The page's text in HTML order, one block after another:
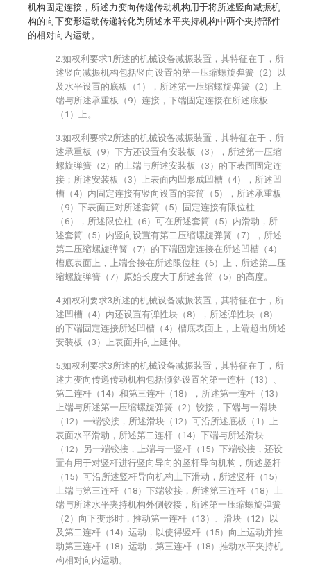
机构固定连接，所述力变向传递传动机构用于将所述竖向减振机
构的向下变形运动传递转化为所述水平夹持机构中两个夹持部件
的相对向内运动。
2.如权利要求1所述的机械设备减振装置，其特征在于，所
述竖向减振机构包括竖向设置的第一压缩螺旋弹簧（2）以
及水平设置的底板（1），所述第一压缩螺旋弹簧（2）上
端与所述承重板（9）连接，下端固定连接在所述底板
（1）上。
3.如权利要求2所述的机械设备减振装置，其特征在于，所
述承重板（9）下方还设置有安装板（3），所述第一压缩
螺旋弹簧（2）的上端与所述安装板（3）的下表面固定连
接；所述安装板（3）上表面内凹形成凹槽（4），所述凹
槽（4）内固定连接有竖向设置的套筒（5），所述承重板
（9）下表面正对所述套筒（5）固定连接有限位柱
（6），所述限位柱（6）可在所述套筒（5）内滑动，所
述套筒（5）内竖向设置有第二压缩螺旋弹簧（7），所述
第二压缩螺旋弹簧（7）的下端固定连接在所述凹槽（4）
槽底表面上，上端套接在所述限位柱（6）上，所述第二压
缩螺旋弹簧（7）原始长度大于所述套筒（5）的高度。
4.如权利要求3所述的机械设备减振装置，其特征在于，所
述凹槽（4）内还设置有弹性块（8），所述弹性块（8）
的下端固定连接所述凹槽（4）槽底表面上，上端超出所述
安装板（3）上表面并向上延伸。
5.如权利要求3所述的机械设备减振装置，其特征在于，所
述力变向传递传动机构包括倾斜设置的第一连杆（13）、
第二连杆（14）和第三连杆（18），所述第一连杆（13）
上端与所述第一压缩螺旋弹簧（2）铰接，下端与一滑块
（12）一端铰接，所述滑块（12）可沿所述底板（1）上
表面水平滑动，所述第二连杆（14）下端与所述滑块
（12）另一端铰接，上端与一竖杆（15）下端铰接，还设
置有用于对竖杆进行竖向导向的竖杆导向机构，所述竖杆
（15）可沿所述竖杆导向机构上下滑动，所述竖杆（15）
上端与第三连杆（18）下端铰接，所述第三连杆（18）上
端与所述水平夹持机构外侧铰接，所述第一压缩螺旋弹簧
（2）向下变形时，推动第一连杆（13）、滑块（12）以
及第二连杆（14）运动，以使得竖杆（15）向上运动并推
动第三连杆（18）运动，第三连杆（18）推动水平夹持机
构相对向内运动。